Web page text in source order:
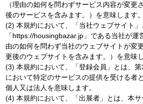
（理由の如何を問わずサービス内容が変更
後のサービスを含みます。）を意味します。
(2) 本規約において、「当社ウェブサイト
「https://housingbazar.jp」である当社が運
由の如何を問わず当社のウェブサイトが変
更後のウェブサイトを含みます。）を意味し
(3) 本規約において、「登録会員」とは、
において特定のサービスの提供を受ける者
個人又は法人を意味します。
(4) 本規約において、「出展者」とは、本